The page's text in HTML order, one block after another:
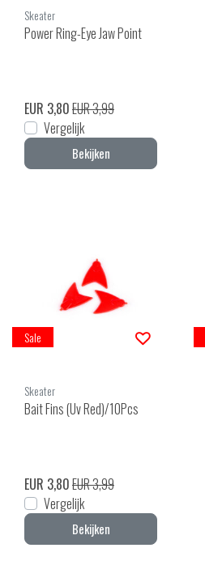
Skeater
Power Ring-Eye Jaw Point
EUR 3,80EUR 3,99
Vergelijk
Bekijken
Sale
Skeater
Bait Fins (Uv Red)/10Pcs
EUR 3,80EUR 3,99
Vergelijk
Bekijken